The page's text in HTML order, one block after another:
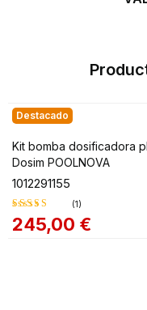
Destacado
Kit bomba dosificadora
Dosim POOLNOVA
1012291155
Valorado
(1)
245,00 €